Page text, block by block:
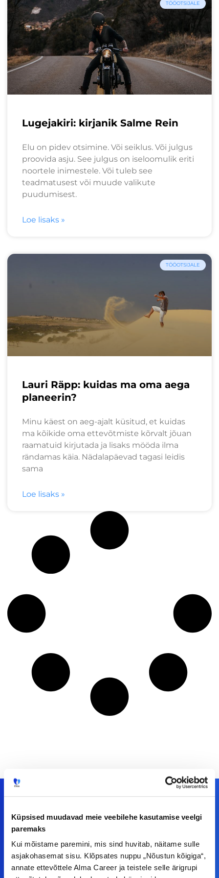
Küpsised muudavad meie veebilehe kasutamise veelgi
paremaks
Kui mõistame paremini, mis sind huvitab, näitame sulle
asjakohasemat sisu. Klõpsates nuppu „Nõustun kõigiga“,
annate ettevõttele Alma Career ja teistele selle ärigrupi
TÖÖOTSIJALE
Lugejakiri: kirjanik Salme Rein
Elu on pidev otsimine. Või seiklus. Või julgus
proovida asju. See julgus on iseloomulik eriti
noortele inimestele. Või tuleb see
teadmatusest või muude valikute
puudumisest.
Loe lisaks »
TÖÖOTSIJALE
Lauri Räpp: kuidas ma oma aega
planeerin?
Minu käest on aeg-ajalt küsitud, et kuidas
ma kõikide oma ettevõtmiste kõrvalt jõuan
raamatuid kirjutada ja lisaks mööda ilma
rändamas käia. Nädalapäevad tagasi leidis
sama
Loe lisaks »
Tööelublogi.ee lehelt leiad kõik vajaliku, et olla
kursis tööturu uudistega. Kui sul on
ettepanekuid erinevate teemade osas või soovid